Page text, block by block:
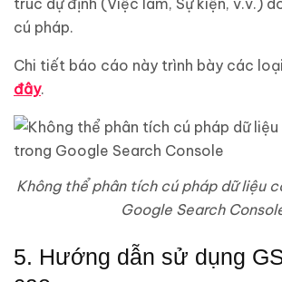
trúc dự định (Việc làm, Sự kiện, v.v.)
cú pháp.
Chi tiết báo cáo này trình bày các
đây.
Không thể phân tích cú pháp dữ liệu
Google Search
5. Hướng dẫn sử dụng